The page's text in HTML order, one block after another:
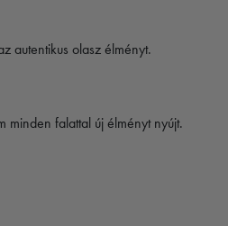
autentikus olasz élményt.
falattal új élményt nyújt.